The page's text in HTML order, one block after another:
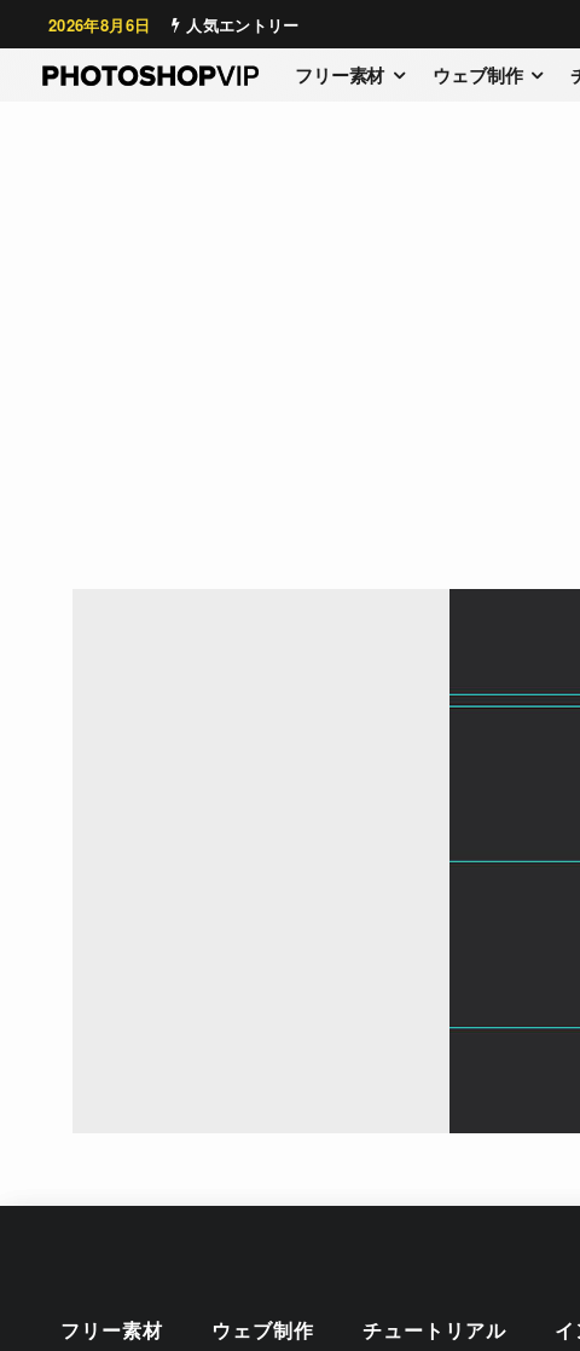
2026年8月6日 人気エントリー
フリー素材 ウェブ制作
フリー素材 ウェブ制作 チュートリアル